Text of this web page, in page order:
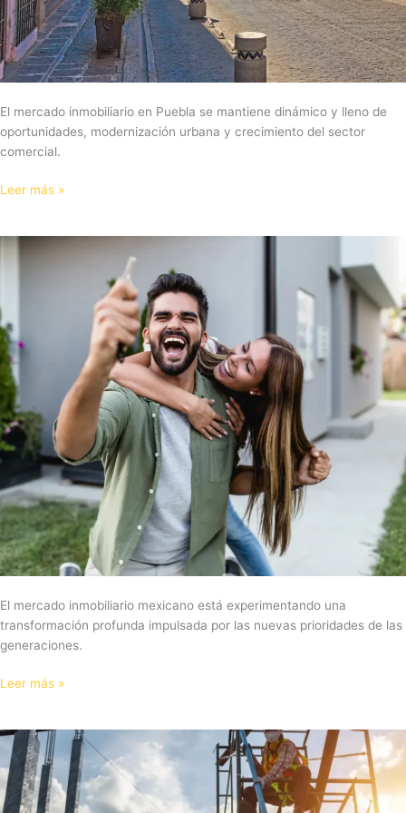
El mercado inmobiliario en Puebla se mantiene dinámico y lleno de
oportunidades, modernización urbana y crecimiento del sector
comercial.
Leer más »
El mercado inmobiliario mexicano está experimentando una
transformación profunda impulsada por las nuevas prioridades de las
generaciones.
Millennials
Z
Redefinen
el
Mercado
Inmobiliario
en
México
Leer más »
Déficit
Habitacional
en
Puebla: